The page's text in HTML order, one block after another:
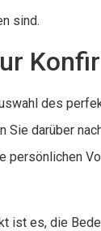
sind.
des
Sie darüber
persönlichen
ist es, die